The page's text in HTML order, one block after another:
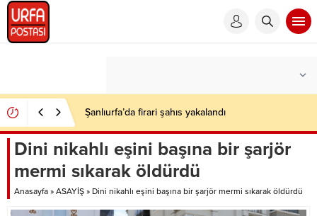
Şanlıurfa’da firari şahıs yakalandı
Dini nikahlı eşini başına bir şarjör
mermi sıkarak öldürdü
Anasayfa » ASAYİŞ » Dini nikahlı eşini başına bir şarjör mermi sıkarak öldürdü